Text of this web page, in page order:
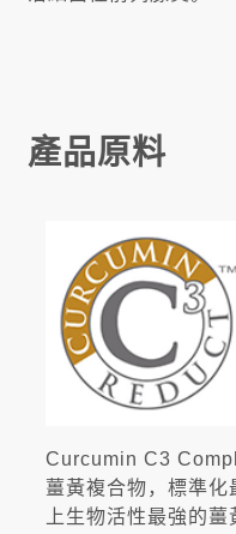
產品原料
Curcumin C3
薑黃複合物，標準
上生物活性最強的